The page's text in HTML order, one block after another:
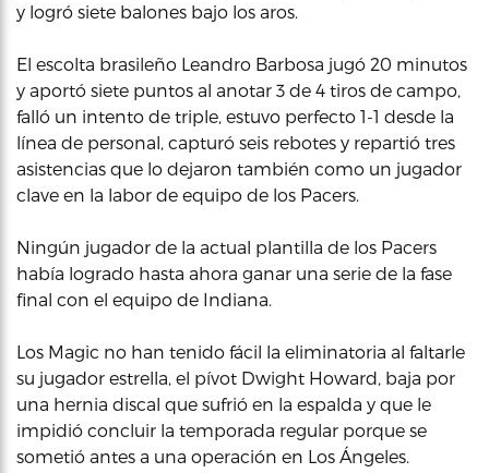
y logró siete balones bajo los aros.
El escolta brasileño Leandro Barbosa jugó 20 minutos
y aportó siete puntos al anotar 3 de 4 tiros de campo,
falló un intento de triple, estuvo perfecto 1-1 desde la
línea de personal, capturó seis rebotes y repartió tres
asistencias que lo dejaron también como un jugador
clave en la labor de equipo de los Pacers.
Ningún jugador de la actual plantilla de los Pacers
había logrado hasta ahora ganar una serie de la fase
final con el equipo de Indiana.
Los Magic no han tenido fácil la eliminatoria al faltarle
su jugador estrella, el pívot Dwight Howard, baja por
una hernia discal que sufrió en la espalda y que le
impidió concluir la temporada regular porque se
sometió antes a una operación en Los Ángeles.